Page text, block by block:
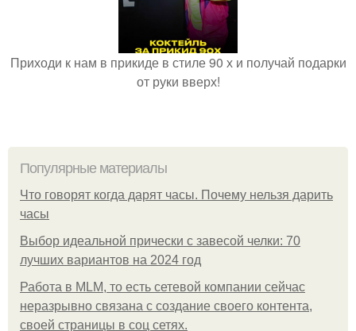
Приходи к нам в прикиде в стиле 90 х и получай подарки
от руки вверх!
Популярные материалы
Что говорят когда дарят часы. Почему нельзя дарить
часы
Выбор идеальной прически с завесой челки: 70
лучших вариантов на 2024 год
Работа в MLM, то есть сетевой компании сейчас
неразрывно связана с создание своего контента,
своей страницы в соц сетях.